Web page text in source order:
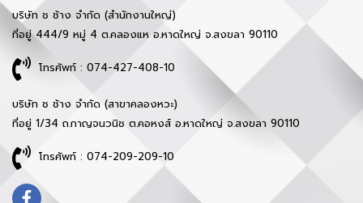
บริษัท ช ช้าง จำกัด (สำนักงานใหญ่)
ที่อยู่ 444/9 หมู่ 4 ต.คลองแห อ.หาดใหญ่ จ.สงขลา 90110
โทรศัพท์ : 074-427-408-10
บริษัท ช ช้าง จำกัด (สาขาคลองหวะ)
ที่อยู่ 1/34 ถ.กาญจนวนิช ต.คอหงส์ อ.หาดใหญ่ จ.สงขลา 90110
โทรศัพท์ : 074-209-209-10